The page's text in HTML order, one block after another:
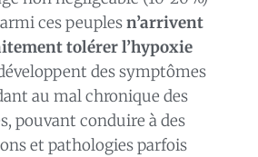
ces peuplesn’arrivent
tolérer l’hypoxie
des symptômes
au mal chronique des
pouvant conduire à des
et pathologies parfois